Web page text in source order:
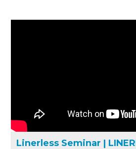
Linerless Seminar |